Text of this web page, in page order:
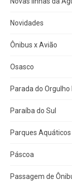
Novidades
Ônibus x Avião
Osasco
Parada do Orgulho
Paraíba do Sul
Parques Aquáticos
Páscoa
Passagem de